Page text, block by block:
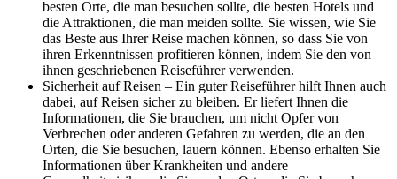
besten Orte, die man besuchen sollte, die besten Hotels und
die Attraktionen, die man meiden sollte. Sie wissen, wie Sie
das Beste aus Ihrer Reise machen können, so dass Sie von
ihren Erkenntnissen profitieren können, indem Sie den von
ihnen geschriebenen Reiseführer verwenden.
Sicherheit auf Reisen – Ein guter Reiseführer hilft Ihnen auch
dabei, auf Reisen sicher zu bleiben. Er liefert Ihnen die
Informationen, die Sie brauchen, um nicht Opfer von
Verbrechen oder anderen Gefahren zu werden, die an den
Orten, die Sie besuchen, lauern können. Ebenso erhalten Sie
Informationen über Krankheiten und andere